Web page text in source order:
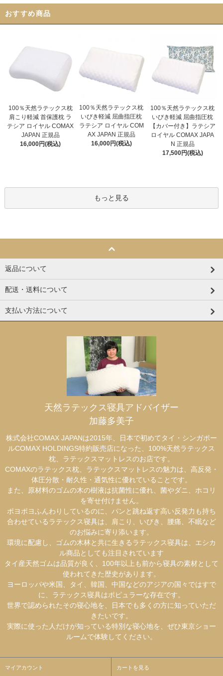
おすすめ商品
100％天然ラテックス枕
肩こり軽減 首保護枕 ラ
テシア ロイヤル COMAX
JAPAN 正規品
16,000円(税込)
100％天然ラテックス枕
いびき軽減 屈曲指圧枕
ラテシア ロイヤル COM
AX JAPAN 正規品
16,000円(税込)
100％天然ラテックス枕
いびき軽減 屈曲指圧枕
【カバー付き】ラテシア
ロイヤル COMAX JAPA
N 正規品
17,500円(税込)
もっと見る
返品について
配送・送料について
支払い方法について
天然ラテックス寝具アドバイザー
加藤多美子
株式会社COMAX JAPANは2015年、日本で初めてタイ・シンガポー
ルCOMAX HOLDINGS特約販売店になった、100%天然ラテックス
枕、ラテックスマットレスのお店です。
COMAXのラテックス枕、ラテックスマットレスの魅力は、高反発・
体圧分散・耐久性・通気性に優れていることです。
また、原材料のゴムの木の樹液は抗菌性に優れ、菌やダニ、ホコリ
を寄せ付けません。
ポヨポヨふんわりしているのに、パンと跳ね返す高い反発力も持ち
合わせているラテックス寝具は、肩こり、いびき、腰痛、不眠など
のお悩みに寄り添います。
環境に配慮し、ゴムの木林と共に生きるラテックス寝具は、エシカ
ル商品としても注目されています
タイ産天然ゴムは品質が良く、100年以上も前から寝具の素材として
使われてきた歴史があります。
ヨーロッパや米国、タイ、韓国、中国などのアジアの国々ではすで
に、ラテックス寝具はポピュラーな存在です。
世界で認められたその寝心地を、日本でも多くの方に知っていただ
きたいです。
実際に使った人だけが知っている特別な寝心地を、ぜひ東京ショー
ルームで体験してください。
マイアカウント カートを見る